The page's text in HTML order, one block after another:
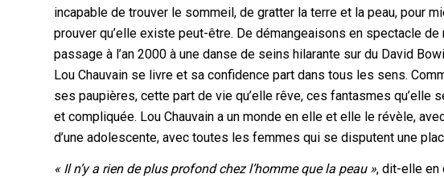
incapable de trouver le sommeil, de gratter la terre et la peau, pour
prouver qu’elle existe peut-être. De démangeaisons en spectacle
passage à l’an 2000 à une danse de seins hilarante sur du David
Lou Chauvain se livre et sa confidence part dans tous les sens.
ses paupières, cette part de vie qu’elle rêve, ces fantasmes qu’elle
et compliquée. Lou Chauvain a un monde en elle et elle le révèle,
d’une adolescente, avec toutes les femmes qui se disputent une
« Il n’y a rien de plus profond chez l’homme que la peau », dit-elle en